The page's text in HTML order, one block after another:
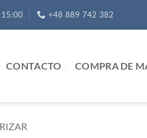
+48 889 742 382
CONTACTO COMPRA DE